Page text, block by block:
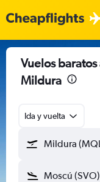
Vuelos
Mildura
Ida y vuelta
Mildura
Moscú (SVO)